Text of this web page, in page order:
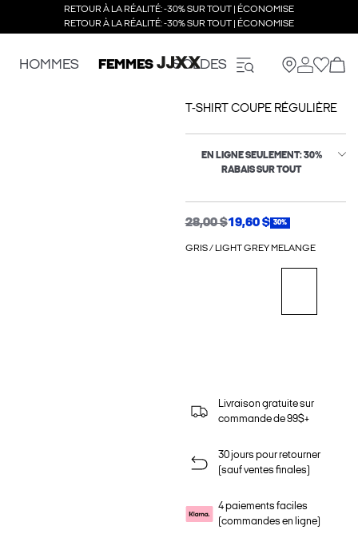
RETOUR À LA RÉALITÉ: -30% SUR TOUT | ÉCONOMISE
RETOUR À LA RÉALITÉ: -30% SUR TOUT | ÉCONOMISE
HOMMES FEMMES SOLDES
T-SHIRT COUPE RÉGULIÈRE
EN LIGNE SEULEMENT: 30%
RABAIS SUR TOUT
28,00 $19,60 $ 30%
GRIS / LIGHT GREY MELANGE
Livraison gratuite sur
commande de 99$+
30 jours pour retourner
(sauf ventes finales)
4 paiements faciles
(commandes en ligne)